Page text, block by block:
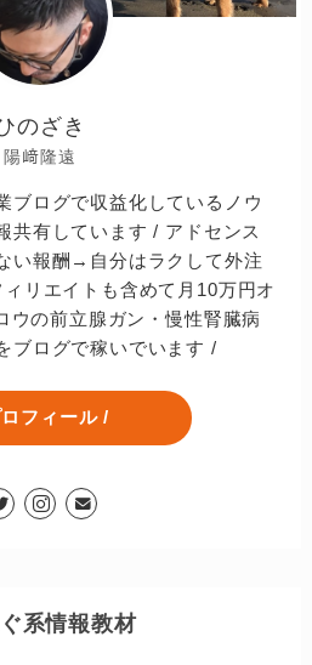
のざき
陽﨑隆遠
ブログで収益化しているノウ
共有しています / アドセンス
い報酬→自分はラクして外注
リエイトも含めて月10万円オ
ウの前立腺ガン・慢性腎臓病
ブログで稼いでいます /
フィール /
系情報教材